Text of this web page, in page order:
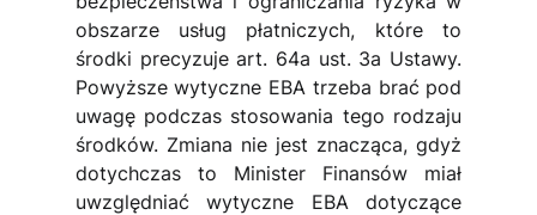
obszarze usług płatniczych, które to
środki precyzuje art. 64a ust. 3a Ustawy.
Powyższe wytyczne EBA trzeba brać pod
uwagę podczas stosowania tego rodzaju
środków. Zmiana nie jest znacząca, gdyż
dotychczas to Minister Finansów miał
uwzględniać wytyczne EBA dotyczące